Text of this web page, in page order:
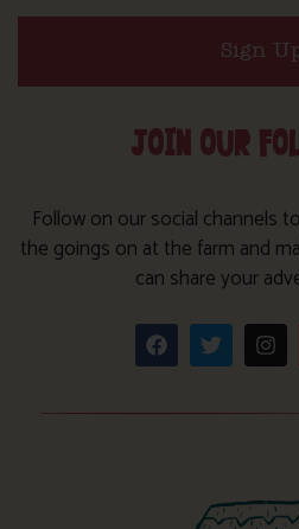
Sign
JOIN OUR
Follow on our social channels
the goings on at the farm and
can share your